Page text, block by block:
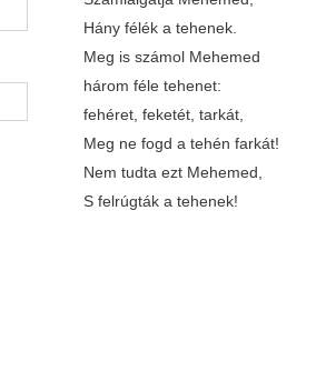
Hány félék a tehenek.
Meg is számol Mehemed
három féle tehenet:
fehéret, feketét, tarkát,
Meg ne fogd a tehén farkát!
Nem tudta ezt Mehemed,
S felrúgták a tehenek!